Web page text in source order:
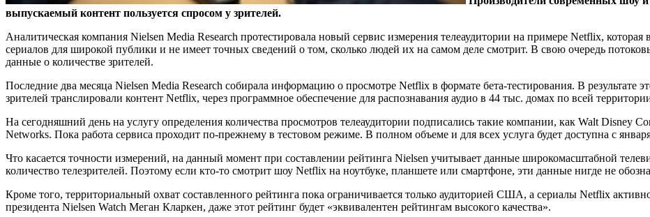
выпускаемый контент пользуется спросом у зрителей.
Аналитическая компания Nielsen Media Research протестировала новый сервис измерения телеаудитории на примере Netflix,
сериалов для широкой публики и не имеет точных сведений о том, сколько людей их на самом деле смотрит. В свою очередь
данные о количестве зрителей.
Последние два месяца Nielsen Media Research собирала информацию о просмотре Netflix в формате бета-тестирования. В результате
зрителей транслировали контент Netflix, через программное обеспечение для распознавания аудио в 44 тыс. домах по всей
На сегодняшний день на услугу определения количества просмотров телеаудитории подписались такие компании, как Walt Disney
Networks. Пока работа сервиса проходит по-прежнему в тестовом режиме. В полном объеме и для всех услуга будет доступна с
Что касается точности измерений, на данный момент при составлении рейтинга Nielsen учитывает данные широкомасштабной
количество телезрителей. Поэтому если кто-то смотрит шоу Netflix на ноутбуке, планшете или смартфоне, эти данные нигде не
Кроме того, территориальный охват составленного рейтинга пока ограничивается только аудиторией США, а сериалы Netflix
президента Nielsen Watch Меган Кларкен, даже этот рейтинг будет «эквивалентен рейтингам высокого качества».